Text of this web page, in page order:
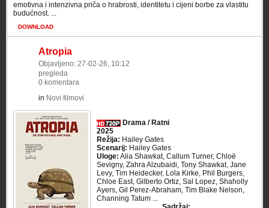
emotivna i intenzivna priča o hrabrosti, identitetu i cijeni borbe za vlastitu
budućnost. ...
DOWNLOAD
Atropia
Objavljeno: 27-02-26, 10:12
pregleda
0 komentara
in Novi filmovi
Drama / Ratni
2025
Režija: Hailey Gates
Scenarij: Hailey Gates
Uloge: Alia Shawkat, Callum Turner, Chloë
Sevigny, Zahra Alzubaidi, Tony Shawkat, Jane
Levy, Tim Heidecker, Lola Kirke, Phil Burgers,
Chloe East, Gilberto Ortiz, Sal Lopez, Shaholly
Ayers, Gil Perez-Abraham, Tim Blake Nelson,
Channing Tatum ...